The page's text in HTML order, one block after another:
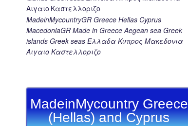
MadeinMycountryGR Greece Hellas Cyprus
MacedoniaGR Made in Greece Aegean sea Greek
islands Greek seas Ελλαδα Κυπρος Μακεδονια
Αιγαιο Καστελλοριζο
MadeinMycountry Greece
(Hellas) and Cyprus